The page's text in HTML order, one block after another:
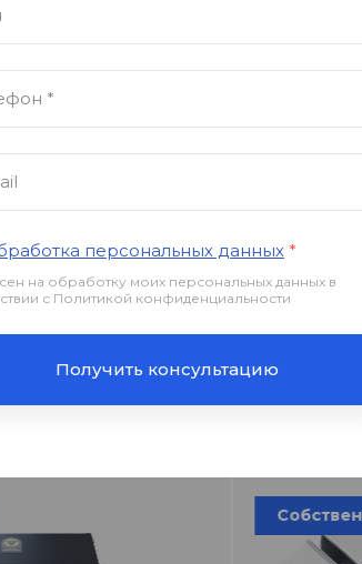
из алюминиевого профиля,
специального профиля
с высотой 150, 250, 350
резинового уплотнителя, который
оснащены квадратным штоком под
Собственное
персональных данных *
на обработку моих персональных данных в
с Политикой конфиденциальности
Получить консультацию